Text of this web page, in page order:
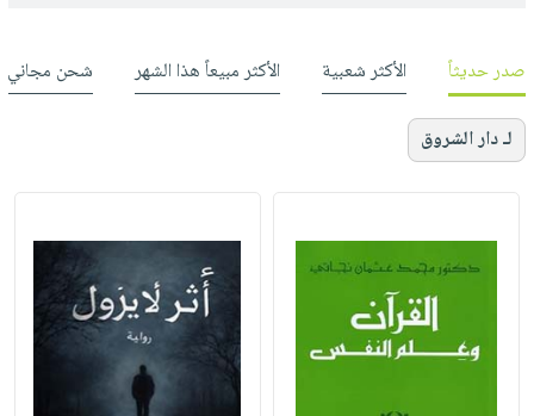
صدر حديثاً الأكثر شعبية الأكثر مبيعاً هذا الشهر شحن مجاني
لـ دار الشروق